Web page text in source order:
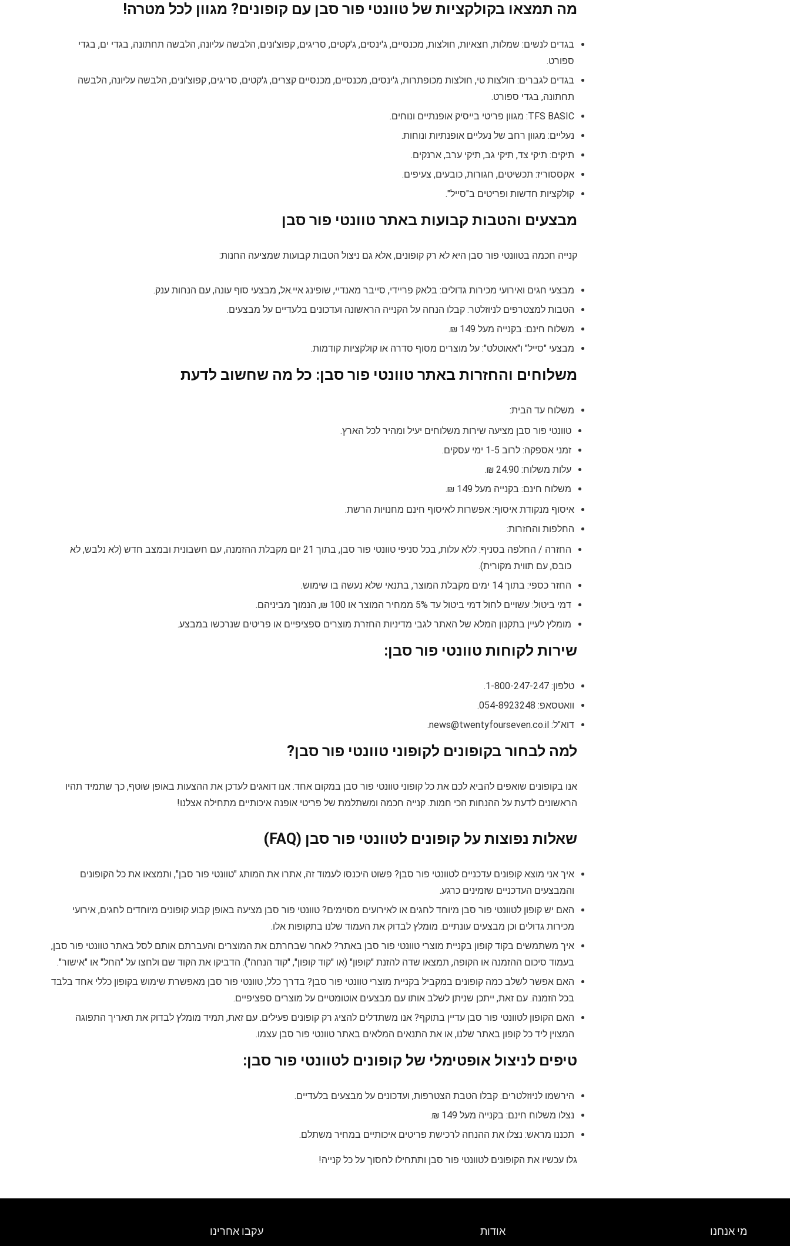
מה תמצאו בקולקציות של טוונטי פור סבן עם קופונים? מגוון לכל מטרה!
בגדים לנשים: שמלות, חצאיות, חולצות, מכנסיים, ג'ינסים, ג'קטים, סריגים, קפוצ'ונים, הלבשה עליונה, הלבשה תחתונה, בגדי ים, בגדי
ספורט.
בגדים לגברים: חולצות טי, חולצות מכופתרות, ג'ינסים, מכנסיים, מכנסיים קצרים, ג'קטים, סריגים, קפוצ'ונים, הלבשה עליונה, הלבשה
תחתונה, בגדי ספורט.
TFS BASIC: מגוון פריטי בייסיק אופנתיים ונוחים.
נעליים: מגוון רחב של נעליים אופנתיות ונוחות.
תיקים: תיקי צד, תיקי גב, תיקי ערב, ארנקים.
אקססוריז: תכשיטים, חגורות, כובעים, צעיפים.
קולקציות חדשות ופריטים ב"סייל".
מבצעים והטבות קבועות באתר טוונטי פור סבן
קנייה חכמה בטוונטי פור סבן היא לא רק קופונים, אלא גם ניצול הטבות קבועות שמציעה החנות:
מבצעי חגים ואירועי מכירות גדולים: בלאק פריידי, סייבר מאנדיי, שופינג איי.אל, מבצעי סוף עונה, עם הנחות ענק.
הטבות למצטרפים לניוזלטר: קבלו הנחה על הקנייה הראשונה ועדכונים בלעדיים על מבצעים.
משלוח חינם: בקנייה מעל 149 ₪.
מבצעי "סייל" ו"אאוטלט": על מוצרים מסוף סדרה או קולקציות קודמות.
משלוחים והחזרות באתר טוונטי פור סבן: כל מה שחשוב לדעת
משלוח עד הבית:
טוונטי פור סבן מציעה שירות משלוחים יעיל ומהיר לכל הארץ.
זמני אספקה: לרוב 1-5 ימי עסקים.
עלות משלוח: 24.90 ₪.
משלוח חינם: בקנייה מעל 149 ₪.
איסוף מנקודת איסוף: אפשרות לאיסוף חינם מחנויות הרשת.
החלפות והחזרות:
החזרה / החלפה בסניף: ללא עלות, בכל סניפי טוונטי פור סבן, בתוך 21 יום מקבלת ההזמנה, עם חשבונית ובמצב חדש (לא נלבש, לא
כובס, עם תווית מקורית).
החזר כספי: בתוך 14 ימים מקבלת המוצר, בתנאי שלא נעשה בו שימוש.
דמי ביטול: עשויים לחול דמי ביטול עד 5% ממחיר המוצר או 100 ₪, הנמוך מביניהם.
מומלץ לעיין בתקנון המלא של האתר לגבי מדיניות החזרת מוצרים ספציפיים או פריטים שנרכשו במבצע.
שירות לקוחות טוונטי פור סבן:
טלפון: 1-800-247-247.
וואטסאפ: 054-8923248.
דוא"ל: news@twentyfourseven.co.il
.
למה לבחור בקופונים לקופוני טוונטי פור סבן?
אנו בקופונים שואפים להביא לכם את כל קופוני טוונטי פור סבן במקום אחד. אנו דואגים לעדכן את ההצעות באופן שוטף, כך שתמיד תהיו
הראשונים לדעת על ההנחות הכי חמות. קנייה חכמה ומשתלמת של פריטי אופנה איכותיים מתחילה אצלנו!
שאלות נפוצות על קופונים לטוונטי פור סבן (FAQ)
איך אני מוצא קופונים עדכניים לטוונטי פור סבן? פשוט היכנסו לעמוד זה, אתרו את המותג "טוונטי פור סבן", ותמצאו את כל הקופונים
והמבצעים העדכניים שזמינים כרגע.
האם יש קופון לטוונטי פור סבן מיוחד לחגים או לאירועים מסוימים? טוונטי פור סבן מציעה באופן קבוע קופונים מיוחדים לחגים, אירועי
מכירות גדולים וכן מבצעים עונתיים. מומלץ לבדוק את העמוד שלנו בתקופות אלו.
איך משתמשים בקוד קופון בקניית מוצרי טוונטי פור סבן באתר? לאחר שבחרתם את המוצרים והעברתם אותם לסל באתר טוונטי פור סבן,
בעמוד סיכום ההזמנה או הקופה, תמצאו שדה להזנת "קופון" (או "קוד קופון", "קוד הנחה"). הדביקו את הקוד שם ולחצו על "החל" או "אישור".
האם אפשר לשלב כמה קופונים במקביל בקניית מוצרי טוונטי פור סבן? בדרך כלל, טוונטי פור סבן מאפשרת שימוש בקופון כללי אחד בלבד
בכל הזמנה. עם זאת, ייתכן שניתן לשלב אותו עם מבצעים אוטומטיים על מוצרים ספציפיים.
האם הקופון לטוונטי פור סבן עדיין בתוקף? אנו משתדלים להציג רק קופונים פעילים. עם זאת, תמיד מומלץ לבדוק את תאריך התפוגה
המצוין ליד כל קופון באתר שלנו, או את התנאים המלאים באתר טוונטי פור סבן עצמו.
טיפים לניצול אופטימלי של קופונים לטוונטי פור סבן:
הירשמו לניוזלטרים: קבלו הטבת הצטרפות, ועדכונים על מבצעים בלעדיים.
נצלו משלוח חינם: בקנייה מעל 149 ₪.
תכננו מראש: נצלו את ההנחה לרכישת פריטים איכותיים במחיר משתלם.
גלו עכשיו את הקופונים לטוונטי פור סבן ותתחילו לחסוך על כל קנייה!
מי אנחנו אודות עקבו אחרינו